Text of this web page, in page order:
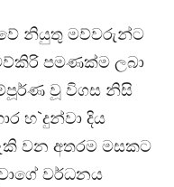
නියුතු මව්වරුන්ට
පමණක්ම ලබා
වූ විගස නිසි
හ`දුන්වා දිය
වන අතරම මසකට
වර්ධනය